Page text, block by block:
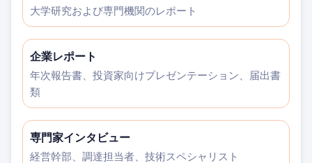
大学研究および専門機関のレポート
企業レポート
年次報告書、投資家向けプレゼンテーション、届出書
類
専門家インタビュー
経営幹部、調達担当者、技術スペシャリスト